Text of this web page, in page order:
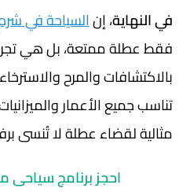
في النهاية، إنالسياحة في
فقط عطلة ممتعة، بل هي
بالاكتشافات والمرح
تناسب جميع الأعمار
مثالية لقضاء عطلة لا تُنسى
احجز برنامج سياحى